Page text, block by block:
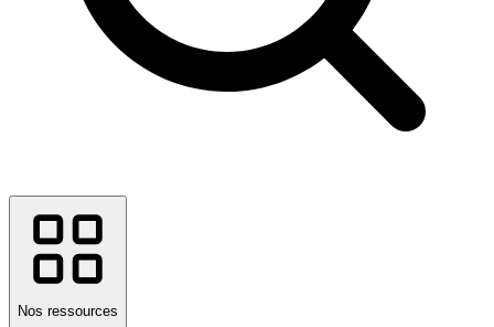
Nos ressources